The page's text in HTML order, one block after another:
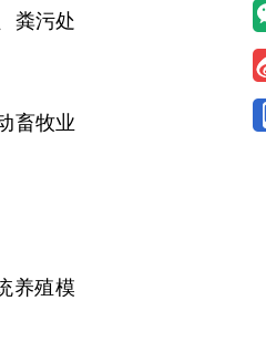
粪污处
畜牧业
养殖模